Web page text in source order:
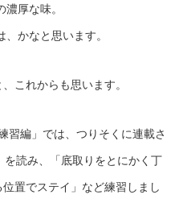
厚な味。
かなと思います。
これからも思います。
習編」では、つりそくに連載さ
読み、「底取りをとにかく丁
置でステイ」など練習しまし